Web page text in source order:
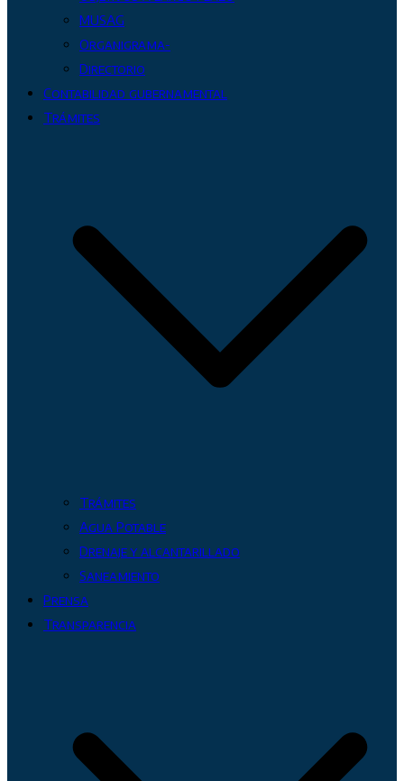
MUSAG
Organigrama-
Directorio
Contabilidad gubernamental
Trámites
Trámites
Agua Potable
Drenaje y alcantarillado
Saneamiento
Prensa
Transparencia